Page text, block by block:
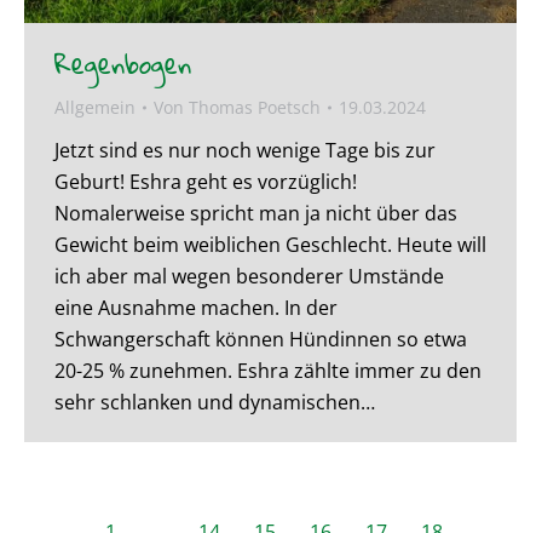
Regenbogen
Allgemein Von Thomas Poetsch 19.03.2024
Jetzt sind es nur noch wenige Tage bis zur
Geburt! Eshra geht es vorzüglich!
Nomalerweise spricht man ja nicht über das
Gewicht beim weiblichen Geschlecht. Heute will
ich aber mal wegen besonderer Umstände
eine Ausnahme machen. In der
Schwangerschaft können Hündinnen so etwa
20-25 % zunehmen. Eshra zählte immer zu den
sehr schlanken und dynamischen…